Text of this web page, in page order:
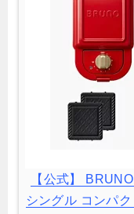
【公式】
シングル コンパ